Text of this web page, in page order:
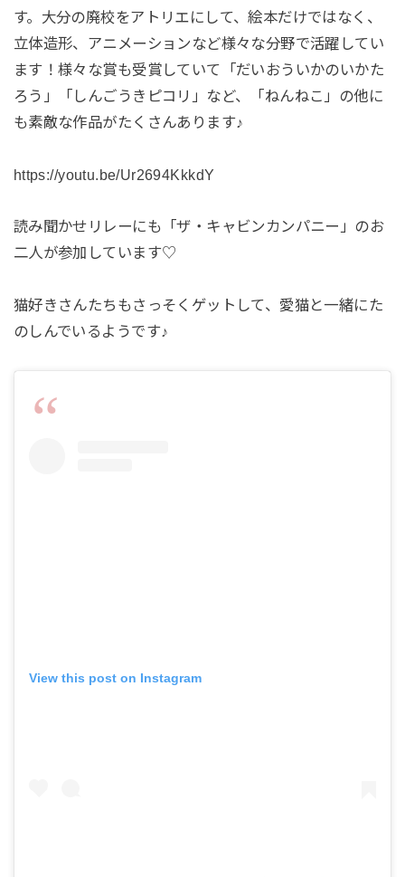
す。大分の廃校をアトリエにして、絵本だけではなく、
立体造形、アニメーションなど様々な分野で活躍してい
ます！様々な賞も受賞していて「だいおういかのいかた
ろう」「しんごうきピコリ」など、「ねんねこ」の他に
も素敵な作品がたくさんあります♪
https://youtu.be/Ur2694KkkdY
読み聞かせリレーにも「ザ・キャビンカンパニー」のお
二人が参加しています♡
猫好きさんたちもさっそくゲットして、愛猫と一緒にた
のしんでいるようです♪
View this post on Instagram